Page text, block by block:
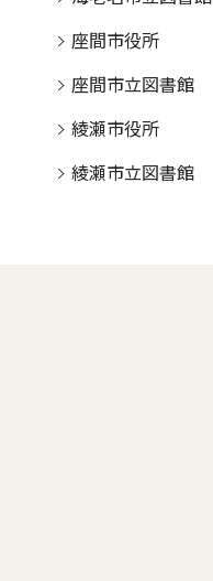
座間市役所
座間市立図書館
綾瀬市役所
綾瀬市立図書館